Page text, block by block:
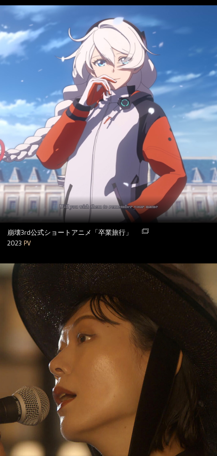
崩壊3rd公式ショートアニメ「卒業旅行」
2023 PV